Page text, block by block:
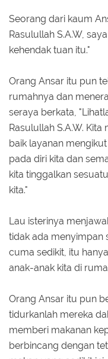
Seorang dari kaum
Rasulullah S.A.W,
kehendak tuan itu."
Orang Ansar itu pun
rumahnya dan
seraya berkata,
Rasulullah S.A.W.
baik layanan
pada diri kita dan
kita tinggalkan
kita."
Lau isterinya
tidak ada menyimpan
cuma sedikit, itu
anak-anak kita di
Orang Ansar itu pun
tidurkanlah mereka
memberi makanan
berbincang dengan